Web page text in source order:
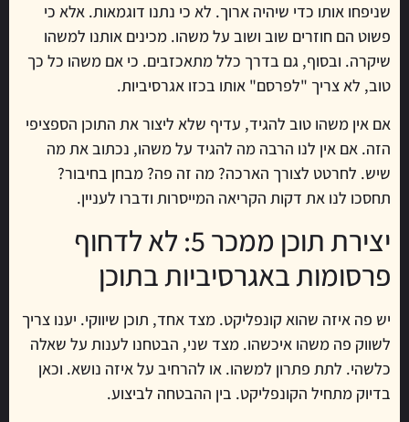
שניפחו אותו כדי שיהיה ארוך. לא כי נתנו דוגמאות. אלא כי
פשוט הם חוזרים שוב ושוב על משהו. מכינים אותנו למשהו
שיקרה. ובסוף, גם בדרך כלל מתאכזבים. כי אם משהו כל כך
טוב, לא צריך "לפרסם" אותו בכזו אגרסיביות.
אם אין משהו טוב להגיד, עדיף שלא ליצור את התוכן הספציפי
הזה. אם אין לנו הרבה מה להגיד על משהו, נכתוב את מה
שיש. לחרטט לצורך הארכה? מה זה פה? מבחן בחיבור?
תחסכו לנו את דקות הקריאה המייסרות ודברו לעניין.
יצירת תוכן ממכר 5: לא לדחוף
פרסומות באגרסיביות בתוכן
יש פה איזה שהוא קונפליקט. מצד אחד, תוכן שיווקי. יענו צריך
לשווק פה משהו איכשהו. מצד שני, הבטחנו לענות על שאלה
כלשהי. לתת פתרון למשהו. או להרחיב על איזה נושא. וכאן
בדיוק מתחיל הקונפליקט. בין ההבטחה לביצוע.